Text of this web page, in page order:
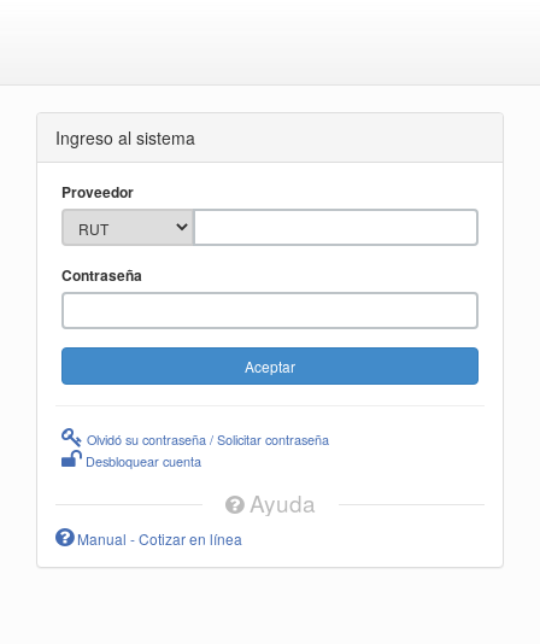
Ingreso al sistema
Proveedor
Contraseña
Olvidó su contraseña / Solicitar contraseña
Desbloquear cuenta
Ayuda
Manual - Cotizar en línea